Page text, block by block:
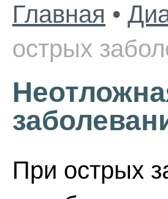
Главная •
острых
При острых